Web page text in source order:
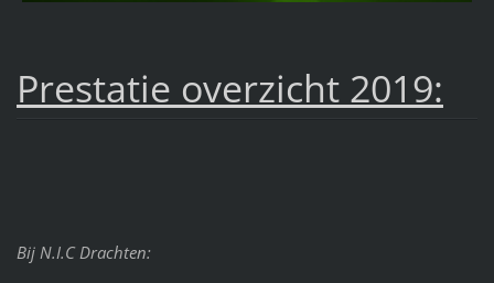
Prestatie overzicht 2019:
Bij N.I.C Drachten: